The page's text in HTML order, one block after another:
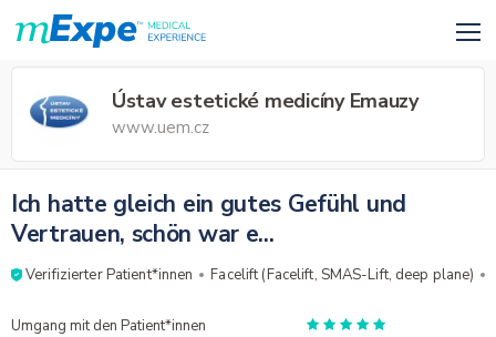
Ústav estetické medicíny Emauzy
www.uem.cz
Ich hatte gleich ein gutes Gefühl und
Vertrauen, schön war e...
Verifizierter Patient*innen Facelift (Facelift, SMAS-Lift, deep plane)
Umgang mit den Patient*innen